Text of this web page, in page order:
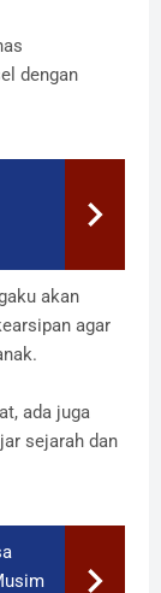
dengan
akan
agar
ada juga
sejarah dan